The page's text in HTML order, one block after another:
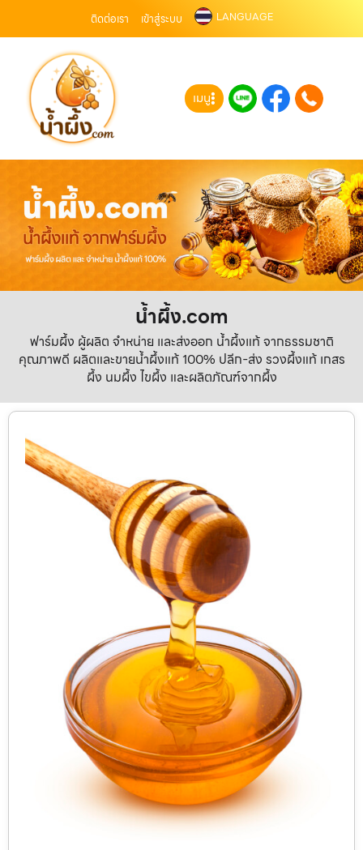
ติดต่อเรา เข้าสู่ระบบ LANGUAGE
เมนู
น้ำผึ้ง.com
ฟาร์มผึ้ง ผู้ผลิต จำหน่าย และส่งออก น้ำผึ้งแท้ จากธรรมชาติ
คุณภาพดี ผลิตและขายน้ำผึ้งแท้ 100% ปลีก-ส่ง รวงผึ้งแท้ เกสร
ผึ้ง นมผึ้ง ไขผึ้ง และผลิตภัณฑ์จากผึ้ง